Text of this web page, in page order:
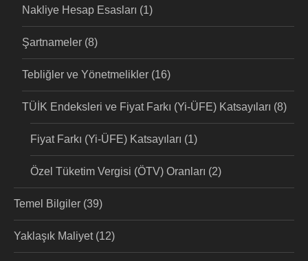
Nakliye Hesap Esasları (1)
Şartnameler (8)
Tebliğler ve Yönetmelikler (16)
TÜİK Endeksleri ve Fiyat Farkı (Yi-ÜFE) Katsayıları (8)
Fiyat Farkı (Yi-ÜFE) Katsayıları (1)
Özel Tüketim Vergisi (ÖTV) Oranları (2)
Temel Bilgiler (39)
Yaklaşık Maliyet(12)